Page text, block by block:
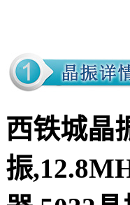
西铁城晶
振